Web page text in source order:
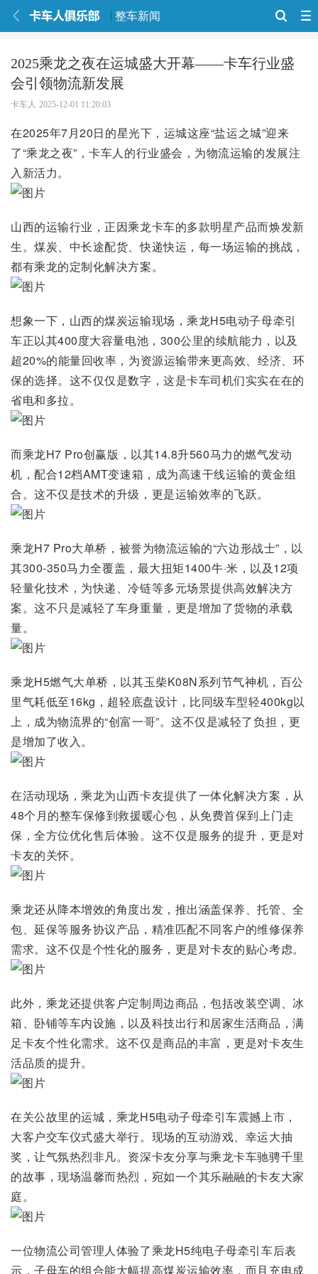
整车新闻
2025乘龙之夜在运城盛大开幕——卡车行业盛
会引领物流新发展
卡车人 2025-12-01 11:20:03
在2025年7月20日的星光下，运城这座“盐运之城”迎来
了“乘龙之夜”，卡车人的行业盛会，为物流运输的发展注
入新活力。
山西的运输行业，正因乘龙卡车的多款明星产品而焕发新
生。煤炭、中长途配货、快递快运，每一场运输的挑战，
都有乘龙的定制化解决方案。
想象一下，山西的煤炭运输现场，乘龙H5电动子母牵引
车正以其400度大容量电池，300公里的续航能力，以及
超20%的能量回收率，为资源运输带来更高效、经济、环
保的选择。这不仅仅是数字，这是卡车司机们实实在在的
省电和多拉。
而乘龙H7 Pro创赢版，以其14.8升560马力的燃气发动
机，配合12档AMT变速箱，成为高速干线运输的黄金组
合。这不仅是技术的升级，更是运输效率的飞跃。
乘龙H7 Pro大单桥，被誉为物流运输的“六边形战士”，以
其300-350马力全覆盖，最大扭矩1400牛·米，以及12项
轻量化技术，为快递、冷链等多元场景提供高效解决方
案。这不只是减轻了车身重量，更是增加了货物的承载
量。
乘龙H5燃气大单桥，以其玉柴K08N系列节气神机，百公
里气耗低至16kg，超轻底盘设计，比同级车型轻400kg以
上，成为物流界的“创富一哥”。这不仅是减轻了负担，更
是增加了收入。
在活动现场，乘龙为山西卡友提供了一体化解决方案，从
48个月的整车保修到救援暖心包，从免费首保到上门走
保，全方位优化售后体验。这不仅是服务的提升，更是对
卡友的关怀。
乘龙还从降本增效的角度出发，推出涵盖保养、托管、全
包、延保等服务协议产品，精准匹配不同客户的维修保养
需求。这不仅是个性化的服务，更是对卡友的贴心考虑。
此外，乘龙还提供客户定制周边商品，包括改装空调、冰
箱、卧铺等车内设施，以及科技出行和居家生活商品，满
足卡友个性化需求。这不仅是商品的丰富，更是对卡友生
活品质的提升。
在关公故里的运城，乘龙H5电动子母牵引车震撼上市，
大客户交车仪式盛大举行。现场的互动游戏、幸运大抽
奖，让气氛热烈非凡。资深卡友分享与乘龙卡车驰骋千里
的故事，现场温馨而热烈，宛如一个其乐融融的卡友大家
庭。
一位物流公司管理人体验了乘龙H5纯电子母牵引车后表
示，子母车的组合能大幅提高煤炭运输效率，而且充电成